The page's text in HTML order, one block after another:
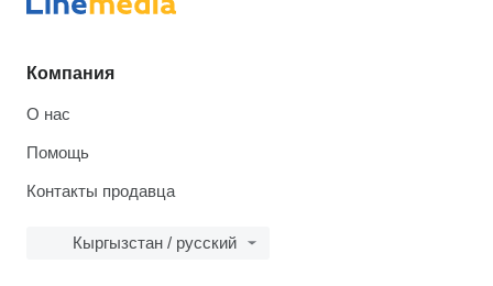
Компания
О нас
Помощь
Контакты продавца
Кыргызстан / русский